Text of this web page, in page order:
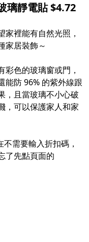
璃靜電貼 $4.72
裡能有自然光照，
家居裝飾～
色的玻璃窗或門，
能防 96% 的紫外線跟
，且當玻璃不小心破
，可以保護家人和家
需要輸入折扣碼，
了先點頁面的